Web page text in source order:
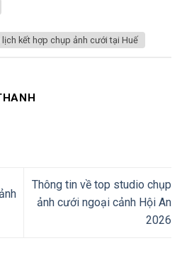
kết hợp chụp ảnh cưới tại Huế
Thông tin về top studio chụp
ảnh cưới ngoại cảnh Hội An
2026